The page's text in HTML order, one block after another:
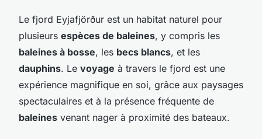
Le fjord Eyjafjörður est un habitat naturel pour
plusieurs espèces de baleines, y compris les
baleines à bosse, les becs blancs, et les
dauphins. Le voyage à travers le fjord est une
expérience magnifique en soi, grâce aux paysages
spectaculaires et à la présence fréquente de
baleines venant nager à proximité des bateaux.